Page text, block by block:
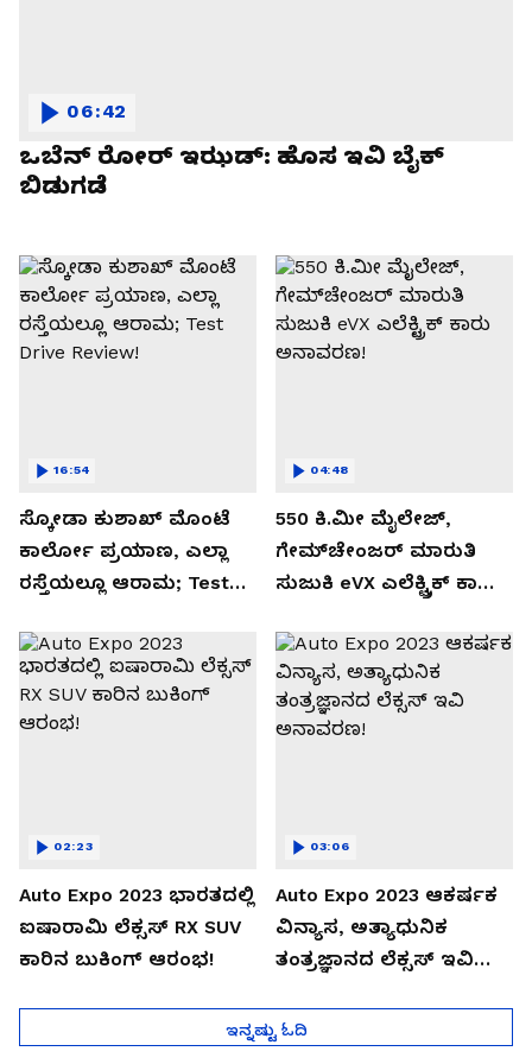
ಒಬೆನ್ ರೋರ್ ಇಝಡ್: ಹೊಸ ಇವಿ ಬೈಕ್
ಬಿಡುಗಡೆ
06:42
ಸ್ಕೋಡಾ ಕುಶಾಖ್ ಮೊಂಟೆ
ಕಾರ್ಲೋ ಪ್ರಯಾಣ, ಎಲ್ಲಾ
ರಸ್ತೆಯಲ್ಲೂ ಆರಾಮ; Test
16:54
550 ಕಿ.ಮೀ ಮೈಲೇಜ್,
ಗೇಮ್‌ಚೇಂಜರ್ ಮಾರುತಿ
ಸುಜುಕಿ eVX ಎಲೆಕ್ಟ್ರಿಕ್ ಕಾರು
04:48
Auto Expo 2023 ಭಾರತದಲ್ಲಿ
ಐಷಾರಾಮಿ ಲೆಕ್ಸಸ್ RX SUV
ಕಾರಿನ ಬುಕಿಂಗ್ ಆರಂಭ!
02:23
Auto Expo 2023 ಆಕರ್ಷಕ
ವಿನ್ಯಾಸ, ಅತ್ಯಾಧುನಿಕ
ತಂತ್ರಜ್ಞಾನದ ಲೆಕ್ಸಸ್ ಇವಿ
03:06
ಇನ್ನಷ್ಟು ಓದಿ